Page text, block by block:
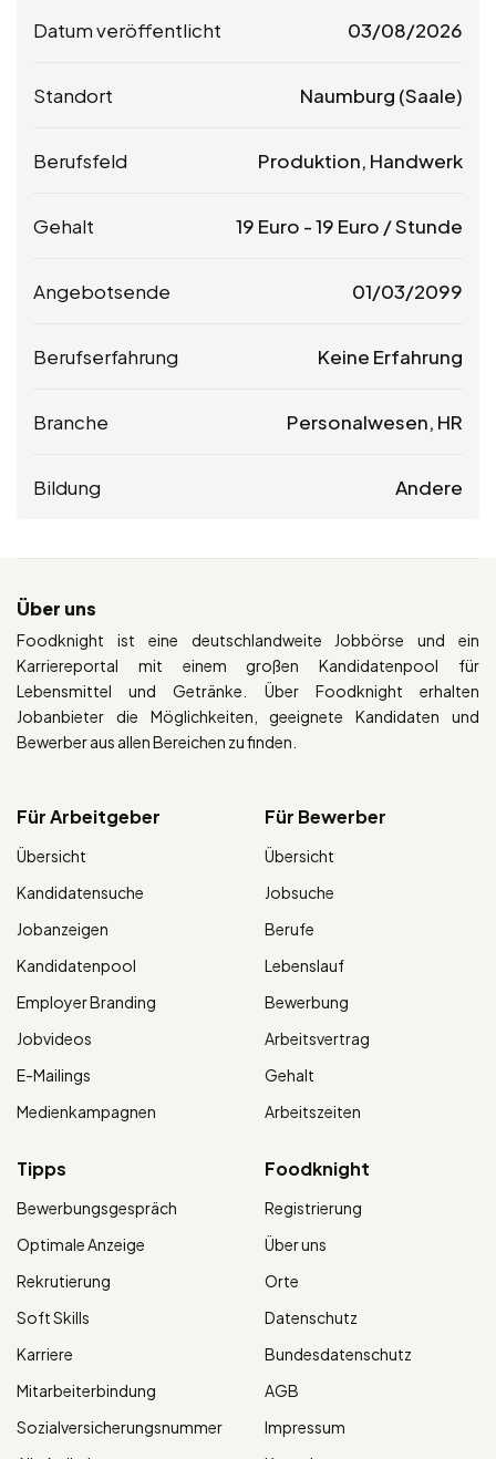
Datum veröffentlicht 03/08/2026
Standort Naumburg (Saale)
Berufsfeld Produktion, Handwerk
Gehalt 19 Euro -19 Euro / Stunde
Angebotsende 01/03/2099
Berufserfahrung Keine Erfahrung
Branche Personalwesen, HR
Bildung Andere
Über uns
Foodknight ist eine deutschlandweite Jobbörse und ein
Karriereportal mit einem großen Kandidatenpool für
Lebensmittel und Getränke. Über Foodknight erhalten
Jobanbieter die Möglichkeiten, geeignete Kandidaten und
Bewerber aus allen Bereichen zu finden.
Für Arbeitgeber
Übersicht
Kandidatensuche
Jobanzeigen
Kandidatenpool
Employer Branding
Jobvideos
E-Mailings
Medienkampagnen
Für Bewerber
Übersicht
Jobsuche
Berufe
Lebenslauf
Bewerbung
Arbeitsvertrag
Gehalt
Arbeitszeiten
Tipps
Bewerbungsgespräch
Optimale Anzeige
Rekrutierung
Soft Skills
Karriere
Mitarbeiterbindung
Sozialversicherungsnummer
Foodknight
Registrierung
Über uns
Orte
Datenschutz
Bundesdatenschutz
AGB
Impressum